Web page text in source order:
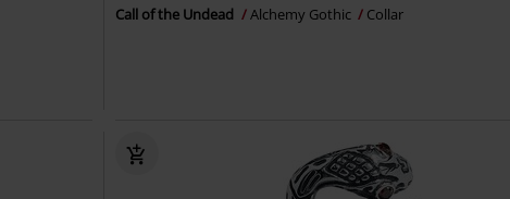
Call of the Undead Alchemy Gothic Collar